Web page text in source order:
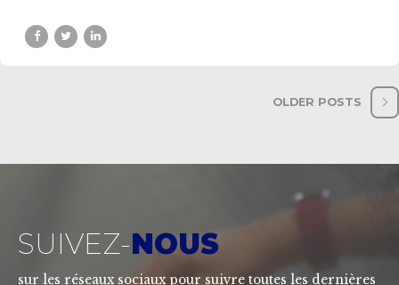
OLDER POSTS
SUIVEZ-NOUS
sur les réseaux sociaux pour suivre toutes les dernières